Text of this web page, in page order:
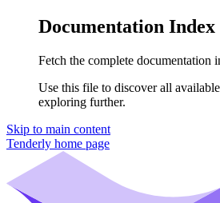
Documentation Index
Fetch the complete documentation
Use this file to discover all
exploring further.
Skip to main content
Tenderly home page